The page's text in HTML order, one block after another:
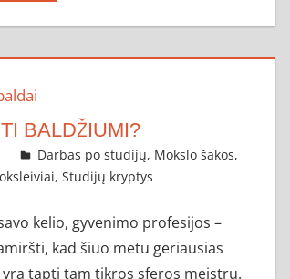
BALDŽIUMI?
administratorius
Darbas po studijų, Mokslo šakos,
, Studijų kryptys
kelio, gyvenimo profesijos –
kad šiuo metu geriausias
tapti tam tikros sferos meistru.